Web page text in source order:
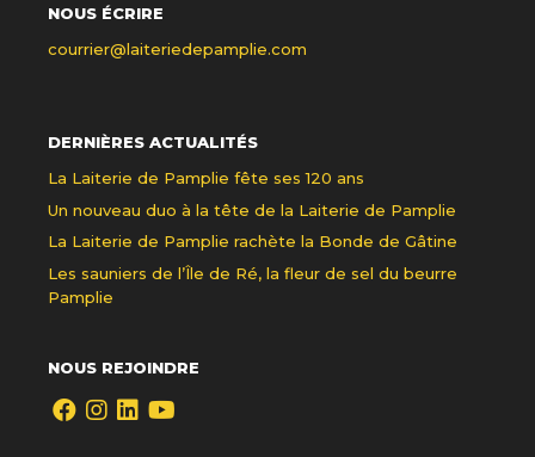
NOUS ÉCRIRE
courrier@laiteriedepamplie.com
DERNIÈRES ACTUALITÉS
La Laiterie de Pamplie fête ses 120 ans
Un nouveau duo à la tête de la Laiterie de Pamplie
La Laiterie de Pamplie rachète la Bonde de Gâtine
Les sauniers de l’Île de Ré, la fleur de sel du beurre
Pamplie
NOUS REJOINDRE